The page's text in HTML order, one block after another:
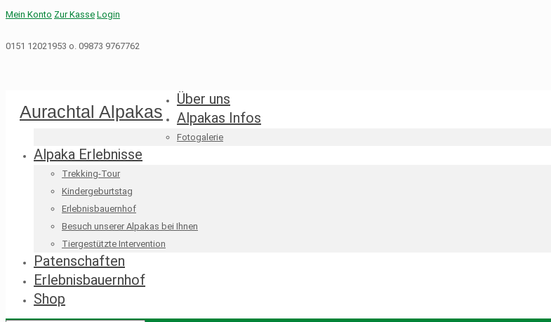
Mein Konto Zur Kasse Login
0151 12021953 o. 09873 9767762
Aurachtal Alpakas
Über uns
Alpakas Infos
Fotogalerie
Alpaka Erlebnisse
Trekking-Tour
Kindergeburtstag
Erlebnisbauernhof
Besuch unserer Alpakas bei Ihnen
Tiergestützte Intervention
Patenschaften
Erlebnisbauernhof
Shop